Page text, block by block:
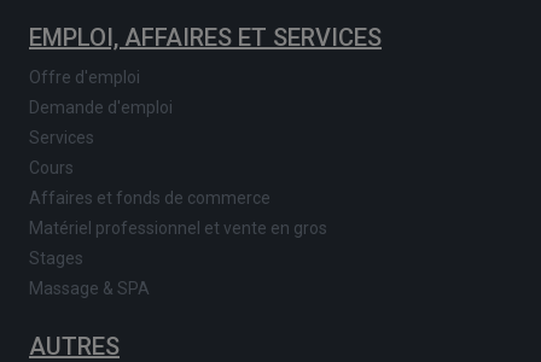
EMPLOI, AFFAIRES ET SERVICES
Offre d'emploi
Demande d'emploi
Services
Cours
Affaires et fonds de commerce
Matériel professionnel et vente en gros
Stages
Massage & SPA
AUTRES